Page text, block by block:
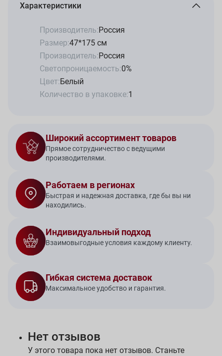
Характеристики
Производитель:Россия
Размер:47*175 см
Производитель:Россия
Светопроницаемость:0%
Цвет:Белый
Количество в упаковке:1
Широкий ассортимент товаров
Прямое сотрудничество с ведущими
производителями.
Работаем в регионах
Быстрая и надежная доставка, где бы вы ни
находились.
Индивидуальный подход
Взаимовыгодные условия каждому клиенту.
Гибкая система доставок
Максимальное удобство и гарантия.
Нет отзывов
У этого товара пока нет отзывов. Станьте